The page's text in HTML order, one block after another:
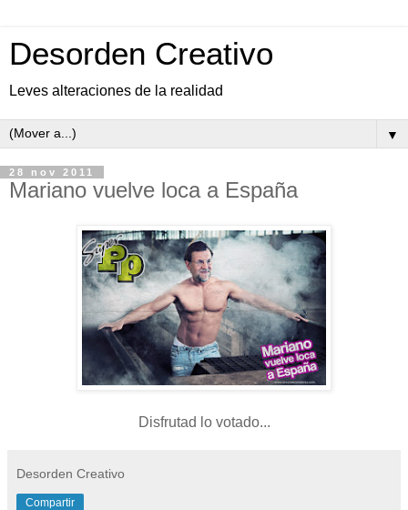
Desorden Creativo
Leves alteraciones de la realidad
▼
28 nov 2011
Mariano vuelve loca a España
Disfrutad lo votado...
Desorden Creativo
Compartir